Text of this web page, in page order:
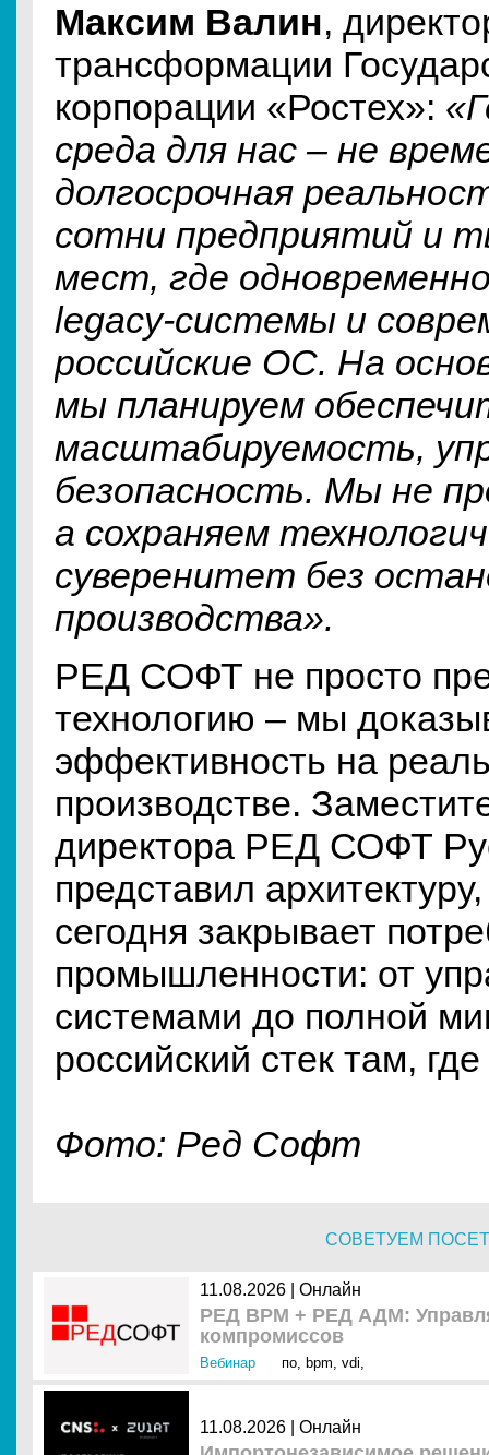
Максим Валин,
трансформации
корпорации «Ростех»:
среда для нас – не
долгосрочная
сотни предприятий и
мест, где
legacy-системы и
российские ОС. На
мы планируем
масштабируемость,
безопасность. Мы не
а сохраняем
суверенитет без
производства».
РЕД СОФТ не просто
технологию – мы
эффективность на
производстве.
директора РЕД СОФТ
представил
сегодня закрывает
промышленности: от
системами до полной
российский стек там,
Фото: Ред Софт
СОВЕТУЕМ
11.08.2026 | Онлайн
РЕД ВРМ + РЕД АДМ:
компромиссов
Вебинар по, bpm, vdi,
11.08.2026 | Онлайн